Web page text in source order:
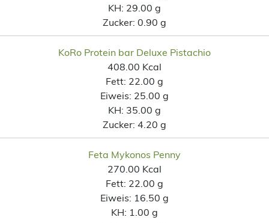
KH: 29.00 g
Zucker: 0.90 g
KoRo Protein bar Deluxe Pistachio
408.00 Kcal
Fett: 22.00 g
Eiweis: 25.00 g
KH: 35.00 g
Zucker: 4.20 g
Feta Mykonos Penny
270.00 Kcal
Fett: 22.00 g
Eiweis: 16.50 g
KH: 1.00 g